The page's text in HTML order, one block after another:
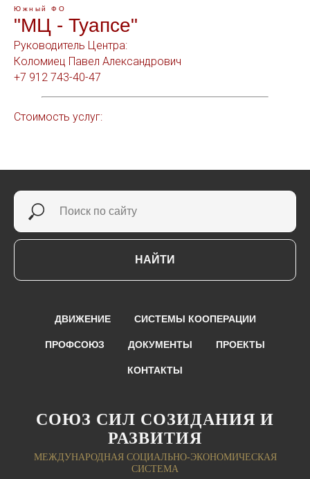
Южный ФО
"МЦ - Туапсе"
Руководитель Центра:
Коломиец Павел Александрович
+7 912 743-40-47
Стоимость услуг:
НАЙТИ
ДВИЖЕНИЕ СИСТЕМЫ КООПЕРАЦИИ
ПРОФСОЮЗ ДОКУМЕНТЫ ПРОЕКТЫ
КОНТАКТЫ
СОЮЗ СИЛ СОЗИДАНИЯ И
РАЗВИТИЯ
МЕЖДУНАРОДНАЯ СОЦИАЛЬНО-ЭКОНОМИЧЕСКАЯ
СИСТЕМА